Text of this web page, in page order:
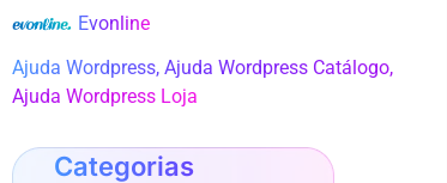
Evonline
Ajuda Wordpress, Ajuda Wordpress Catálogo,
Ajuda Wordpress Loja
Categorias